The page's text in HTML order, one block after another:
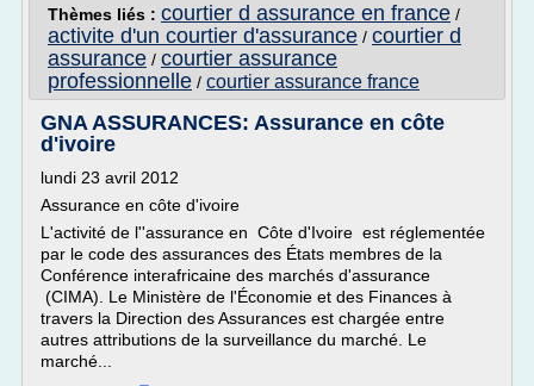
Thèmes liés : courtier d assurance en france /
activite d'un courtier d'assurance / courtier d
assurance / courtier assurance
professionnelle / courtier assurance france
GNA ASSURANCES: Assurance en côte
d'ivoire
lundi 23 avril 2012
Assurance en côte d'ivoire
L'activité de l''assurance en Côte d'Ivoire est réglementée
par le code des assurances des États membres de la
Conférence interafricaine des marchés d'assurance
(CIMA). Le Ministère de l'Économie et des Finances à
travers la Direction des Assurances est chargée entre
autres attributions de la surveillance du marché. Le
marché...